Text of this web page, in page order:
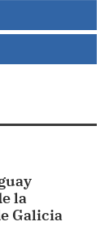
la
Galicia